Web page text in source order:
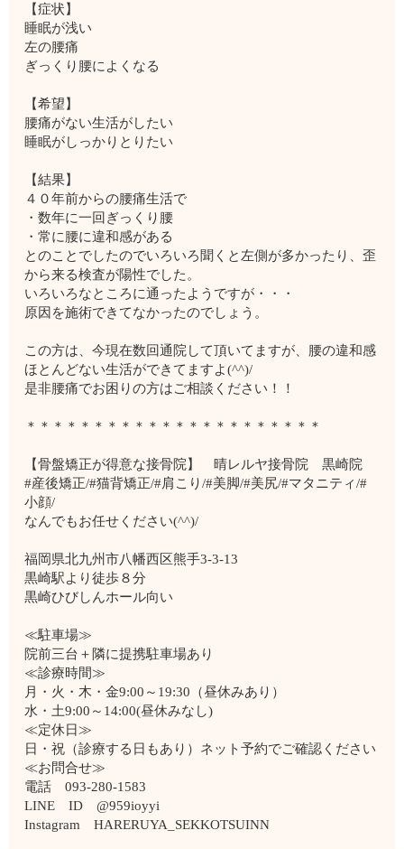
【症状】
睡眠が浅い
左の腰痛
ぎっくり腰によくなる
【希望】
腰痛がない生活がしたい
睡眠がしっかりとりたい
【結果】
４０年前からの腰痛生活で
・数年に一回ぎっくり腰
・常に腰に違和感がある
とのことでしたのでいろいろ聞くと左側が多かったり、歪
から来る検査が陽性でした。
いろいろなところに通ったようですが・・・
原因を施術できてなかったのでしょう。
この方は、今現在数回通院して頂いてますが、腰の違和感
ほとんどない生活ができてますよ(^^)/
是非腰痛でお困りの方はご相談ください！！
＊＊＊＊＊＊＊＊＊＊＊＊＊＊＊＊＊＊＊＊＊＊
【骨盤矯正が得意な接骨院】 晴レルヤ接骨院 黒崎院
#産後矯正/#猫背矯正/#肩こり/#美脚/#美尻/#マタニティ/#
小顔/
なんでもお任せください(^^)/
福岡県北九州市八幡西区熊手3-3-13
黒崎駅より徒歩８分
黒崎ひびしんホール向い
≪駐車場≫
院前三台＋隣に提携駐車場あり
≪診療時間≫
月・火・木・金9:00～19:30（昼休みあり）
水・土9:00～14:00(昼休みなし)
≪定休日≫
日・祝（診療する日もあり）ネット予約でご確認ください
≪お問合せ≫
電話 093-280-1583
LINE ID @959ioyyi
Instagram HARERUYA_SEKKOTSUINN